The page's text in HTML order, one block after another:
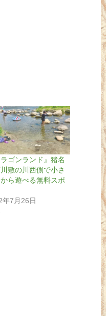
ラゴンランド』猪名
川敷の川西側で小さ
ら遊べる無料スポ
年7月26日